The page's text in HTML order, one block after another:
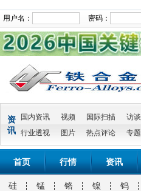
用户名： 密码：
资
讯
国内资讯 视频 国际扫描
访谈
行业透视
图片 热点评论 专题
首页 行情 资讯
硅 锰 铬 镍 钨